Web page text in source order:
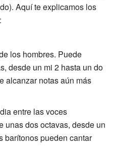
Aquí te explicamos los
los hombres. Puede
desde un mi 2 hasta un do
alcanzar notas aún más
entre las voces
unas dos octavas, desde un
barítonos pueden cantar